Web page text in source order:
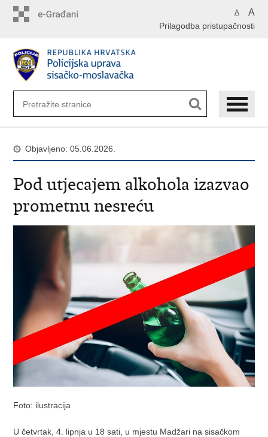
A A
Prilagodba pristupačnosti
Objavljeno: 05.06.2026.
Pod utjecajem alkohola izazvao
prometnu nesreću
Foto: ilustracija
U četvrtak, 4. lipnja u 18 sati, u mjestu Madžari na sisačkom